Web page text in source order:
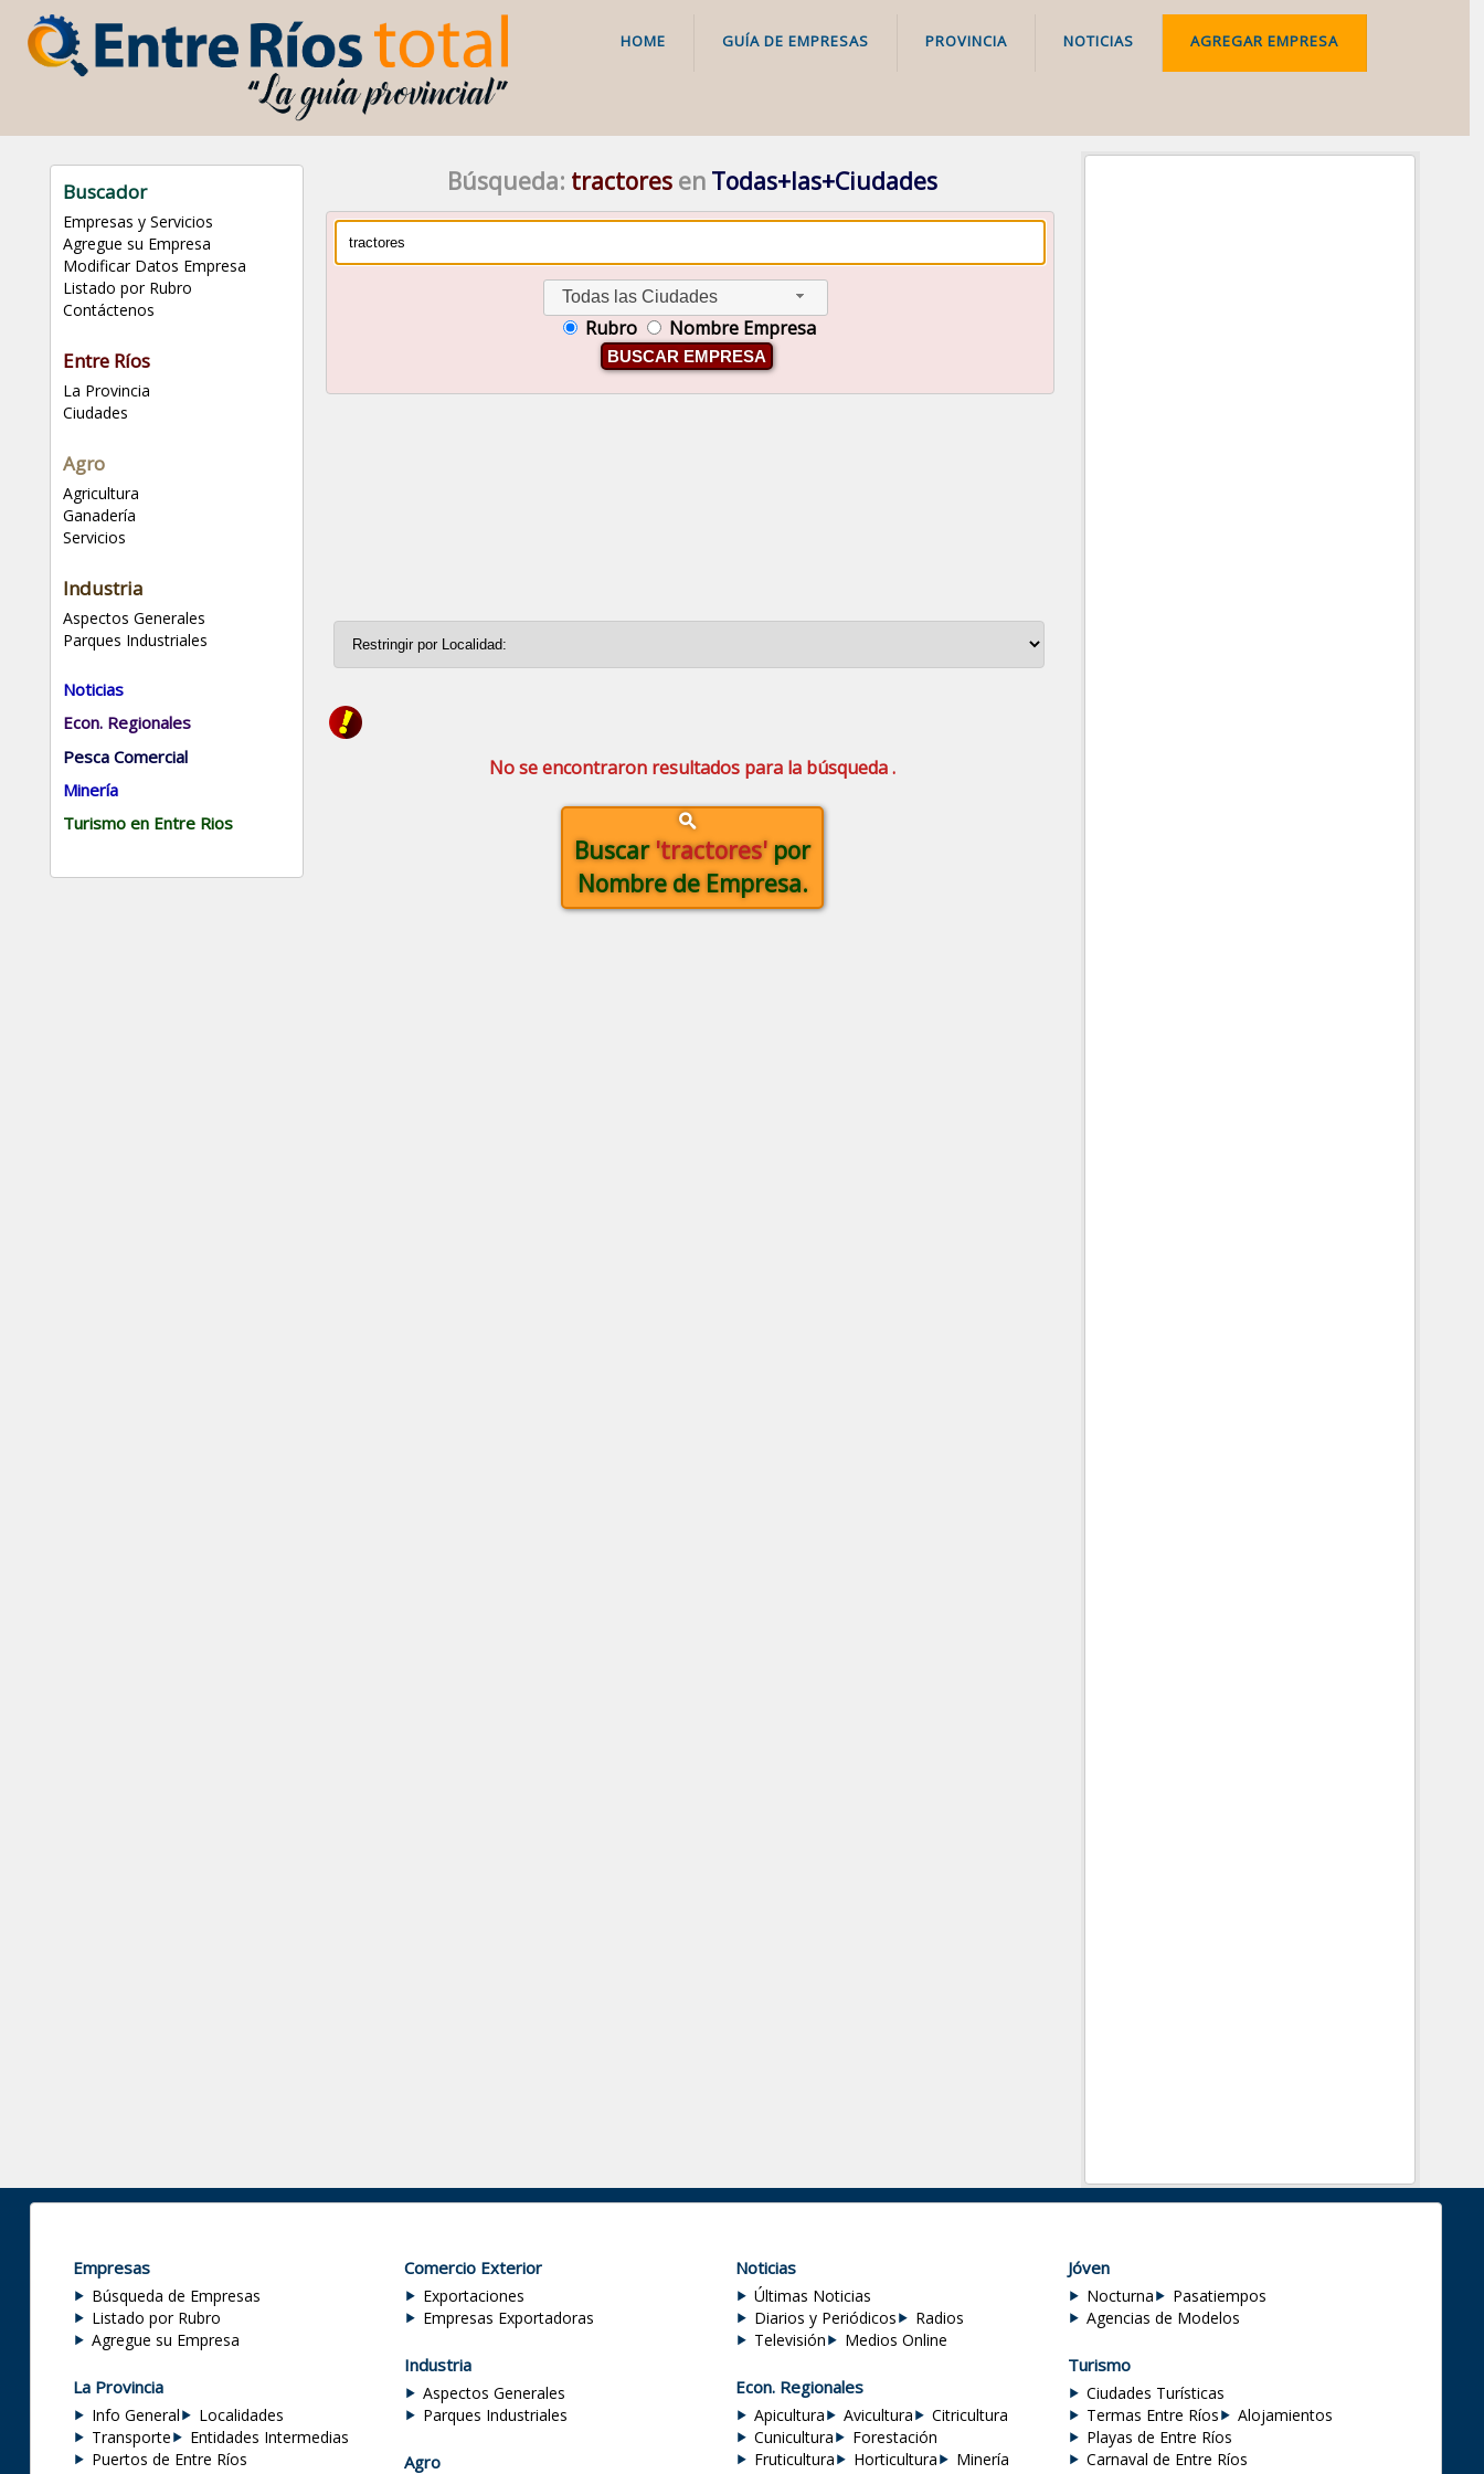
HOME GUÍA DE EMPRESAS PROVINCIA NOTICIAS AGREGAR EMPRESA
Buscador
Empresas y Servicios
Agregue su Empresa
Modificar Datos Empresa
Listado por Rubro
Contáctenos
Entre Ríos
La Provincia
Ciudades
Agro
Agricultura
Ganadería
Servicios
Industria
Aspectos Generales
Parques Industriales
Noticias
Econ. Regionales
Pesca Comercial
Minería
Turismo en Entre Rios
Búsqueda: tractores en Todas+las+Ciudades
Todas las Ciudades
Rubro Nombre Empresa
BUSCAR EMPRESA
No se encontraron resultados para la búsqueda .
Buscar'tractores'por
Nombre de Empresa.
Empresas
Búsqueda de Empresas
Listado por Rubro
Agregue su Empresa
La Provincia
Info General
Localidades
Transporte
Entidades Intermedias
Puertos de Entre Ríos
Comercio Exterior
Exportaciones
Empresas Exportadoras
Industria
Aspectos Generales
Parques Industriales
Agro
Noticias
Últimas Noticias
Diarios y Periódicos
Radios
Televisión
Medios Online
Econ. Regionales
Apicultura Avicultura
Citricultura
Cunicultura
Forestación
Fruticultura
Horticultura
Minería
Jóven
Nocturna
Pasatiempos
Agencias de Modelos
Turismo
Ciudades Turísticas
Termas Entre Ríos
Alojamientos
Playas de Entre Ríos
Carnaval de Entre Ríos